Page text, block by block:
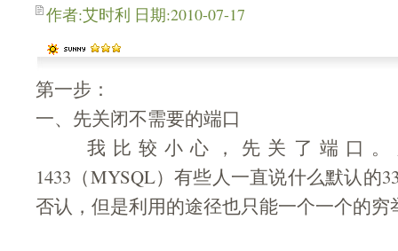
作者:艾时利 日期:2010-07-17
第一步：
一、先关闭不需要的端口
我比较小心，先关了端口。只
1433（MYSQL）有些人一直说什么默认的
否认，但是利用的途径也只能一个一个的